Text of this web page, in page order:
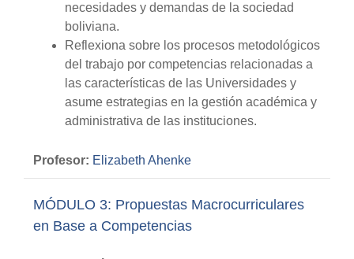
necesidades y demandas de la sociedad
boliviana.
Reflexiona sobre los procesos metodológicos
del trabajo por competencias relacionadas a
las características de las Universidades y
asume estrategias en la gestión académica y
administrativa de las instituciones.
Profesor: Elizabeth Ahenke
MÓDULO 3: Propuestas Macrocurriculares
en Base a Competencias